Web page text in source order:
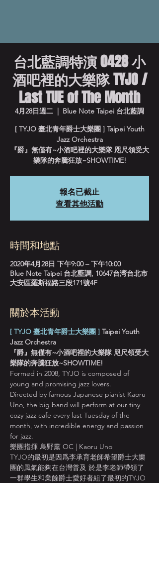
台北藍調特演 0428 小
酒吧裡的大樂隊 TYJO /
Last TUE of The Month
4月28日週二
  |
Blue Note Taipei 台北藍調
[ TYJO 臺北青年爵士大樂團 ] Taipei Youth
Jazz Orchestra
『爵』無僅有~小酒吧裡的大樂隊 咫尺領受大
樂隊的奔騰狂放~SHOWTIME!
報名已截止
查看其他活動
時間和地點
2020年4月28日 下午9:00 – 下午10:00
Blue Note Taipei 台北藍調, 10647台湾台北市
大安區羅斯福路三段171號4F
關於本活動
[ TYJO 臺北青年爵士大樂團 ] Taipei Youth
Jazz Orchestra
『爵』無僅有~小酒吧裡的大樂隊 咫尺領受大
樂隊的奔騰狂放~SHOWTIME!
Formed in 2008, TYJO is composed of
young and promising jazz lovers.
Directed by famous Japanese pianist Kaoru
Uno, the big band will perform at our tiny
cozy jazz cafe every last Tuesday of the
month, with incredible energy and passion
for jazz.
樂團指揮 烏野薰 OC | Kaoru Uno
TYJO的最初是因爲李承育老師希望爵士大樂
團的風氣能夠在台灣普及 於是李老師帶領了
一群學生和業餘爵士愛好者組了最初的TYJO